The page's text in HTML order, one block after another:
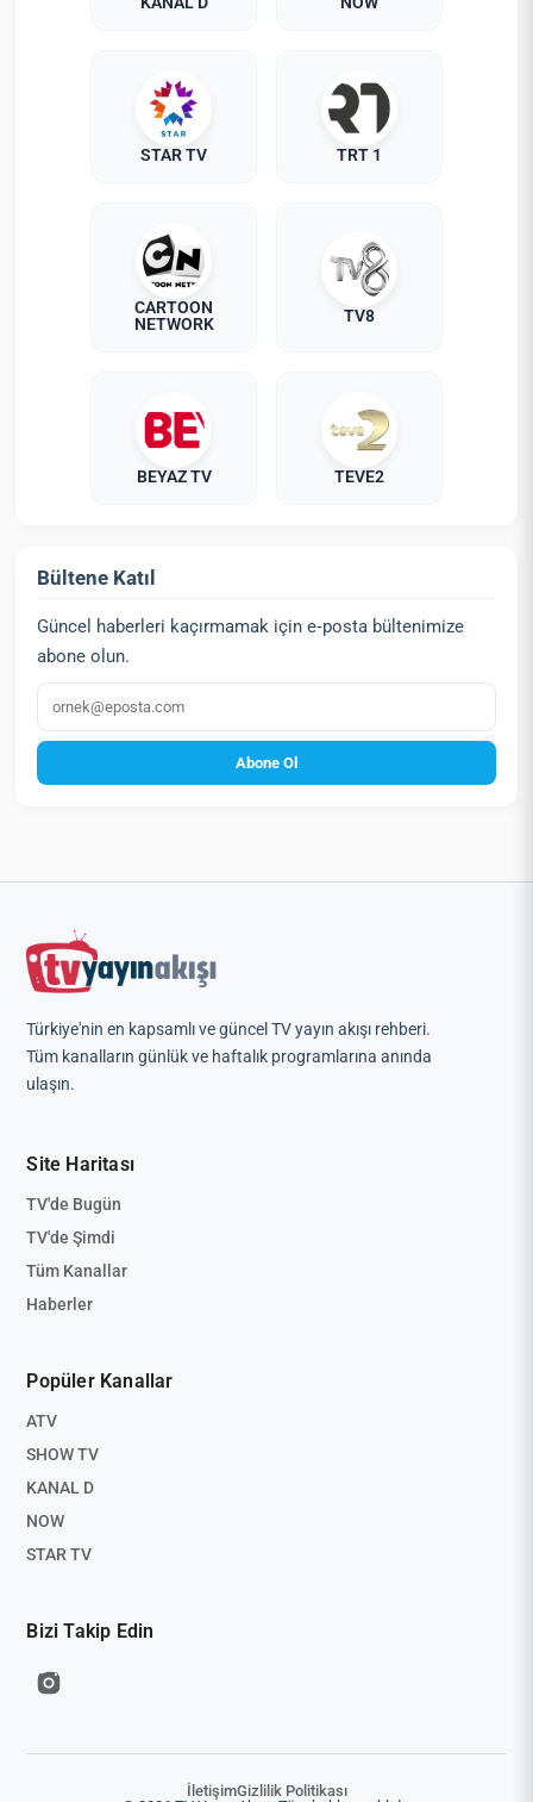
STAR TV TRT 1
CARTOON
NETWORK
TV8
BEYAZ TV TEVE2
Bültene Katıl
Güncel haberleri kaçırmamak için e‑posta bültenimize
abone olun.
E‑posta
Abone Ol
Türkiye'nin en kapsamlı ve güncel TV yayın akışı rehberi.
Tüm kanalların günlük ve haftalık programlarına anında
ulaşın.
Site Haritası
TV'de Bugün
TV'de Şimdi
Tüm Kanallar
Haberler
Popüler Kanallar
ATV
SHOW TV
KANAL D
NOW
STAR TV
Bizi Takip Edin
İletişimGizlilik Politikası